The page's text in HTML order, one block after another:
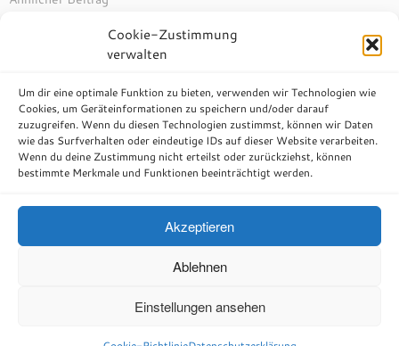
Cookie-Zustimmung
verwalten
Um dir eine optimale Funktion zu bieten, verwenden wir Technologien wie
Cookies, um Geräteinformationen zu speichern und/oder darauf
zuzugreifen. Wenn du diesen Technologien zustimmst, können wir Daten
wie das Surfverhalten oder eindeutige IDs auf dieser Website verarbeiten.
Wenn du deine Zustimmung nicht erteilst oder zurückziehst, können
bestimmte Merkmale und Funktionen beeinträchtigt werden.
Akzeptieren
Ablehnen
Einstellungen ansehen
Beitragsnavigation
←Leipziger Lichtfest 2015
Halbmarathon Leipzig 2015
Entworfen mit dem